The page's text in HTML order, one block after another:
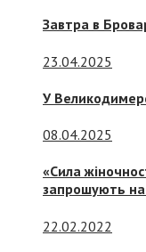
Завтра в
23.04.2025
У
08.04.2025
«Сила
запрошують на
22.02.2022